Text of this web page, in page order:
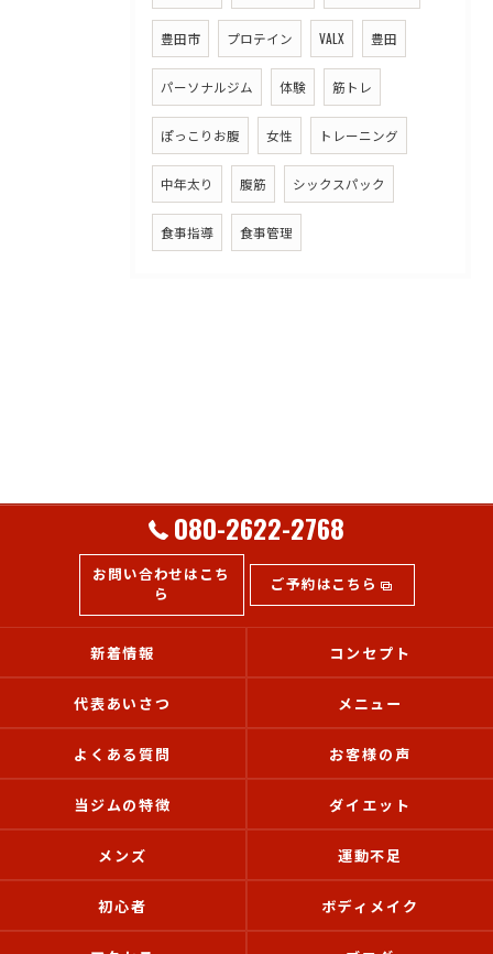
豊田市 プロテイン VALX 豊田
パーソナルジム 体験 筋トレ
ぽっこりお腹 女性 トレーニング
中年太り 腹筋 シックスパック
食事指導 食事管理
080-2622-2768
お問い合わせはこち
ら
ご予約はこちら
新着情報 コンセプト
代表あいさつ メニュー
よくある質問 お客様の声
当ジムの特徴 ダイエット
メンズ 運動不足
初心者 ボディメイク